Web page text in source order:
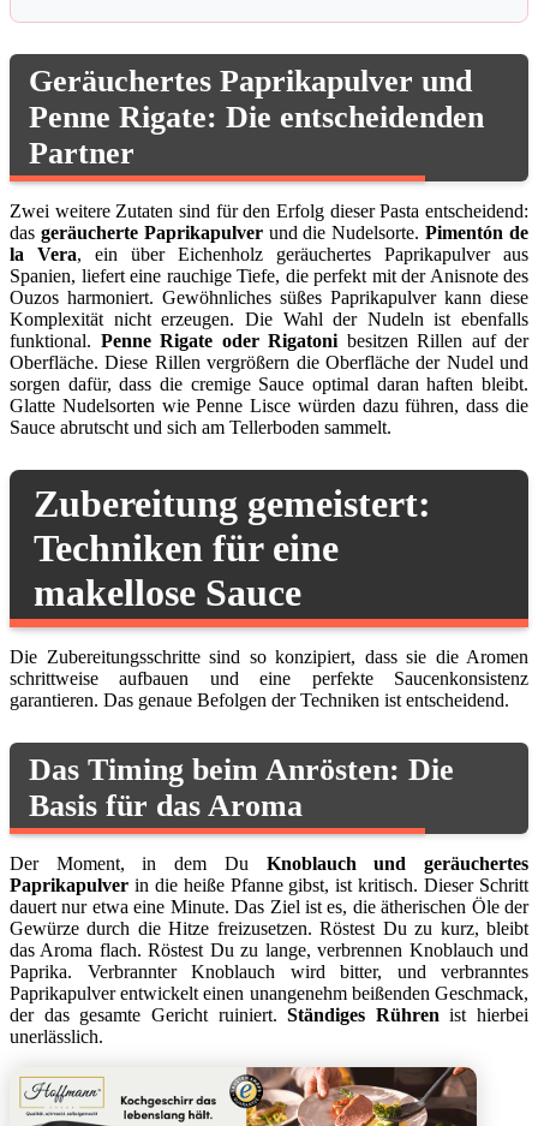
Geräuchertes Paprikapulver und
Penne Rigate: Die entscheidenden
Partner
Zwei weitere Zutaten sind für den Erfolg dieser Pasta entscheidend:
das geräucherte Paprikapulverund die Nudelsorte.Pimentón de
la Vera, ein über Eichenholz geräuchertes Paprikapulver aus
Spanien, liefert eine rauchige Tiefe, die perfekt mit der Anisnote des
Ouzos harmoniert. Gewöhnliches süßes Paprikapulver kann diese
Komplexität nicht erzeugen. Die Wahl der Nudeln ist ebenfalls
funktional. Penne Rigate oder Rigatoni besitzen Rillen auf der
Oberfläche. Diese Rillen vergrößern die Oberfläche der Nudel und
sorgen dafür, dass die cremige Sauce optimal daran haften bleibt.
Glatte Nudelsorten wie Penne Lisce würden dazu führen, dass die
Sauce abrutscht und sich am Tellerboden sammelt.
Zubereitung gemeistert:
Techniken für eine
makellose Sauce
Die Zubereitungsschritte sind so konzipiert, dass sie die Aromen
schrittweise aufbauen und eine perfekte Saucenkonsistenz
garantieren. Das genaue Befolgen der Techniken ist entscheidend.
Das Timing beim Anrösten: Die
Basis für das Aroma
Der Moment, in dem Du Knoblauch und geräuchertes
Paprikapulver in die heiße Pfanne gibst, ist kritisch. Dieser Schritt
dauert nur etwa eine Minute. Das Ziel ist es, die ätherischen Öle der
Gewürze durch die Hitze freizusetzen. Röstest Du zu kurz, bleibt
das Aroma flach. Röstest Du zu lange, verbrennen Knoblauch und
Paprika. Verbrannter Knoblauch wird bitter, und verbranntes
Paprikapulver entwickelt einen unangenehm beißenden Geschmack,
der das gesamte Gericht ruiniert.Ständiges Rühren ist hierbei
unerlässlich.